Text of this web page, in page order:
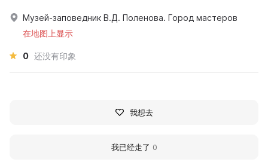
Музей-заповедник В.Д. Поленова. Город мастеров
在地图上显示
0 还没有印象
我想去
我已经走了 0